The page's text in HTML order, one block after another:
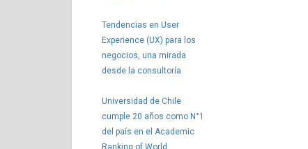
Tendencias en User
Experience (UX) para los
negocios, una mirada
desde la consultoría
Universidad de Chile
cumple 20 años como N°1
del país en el Academic
Ranking of World